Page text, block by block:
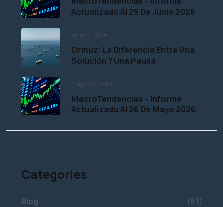
Actualizado Al 29 De Junio 2026
junio 5, 2026
Ormuz: La Diferencia Entre Una
Solución Y Una Pausa
mayo 26, 2026
MacroTendencias – Informe
Actualizado Al 26 De Mayo 2026
Categories
Blog (61)